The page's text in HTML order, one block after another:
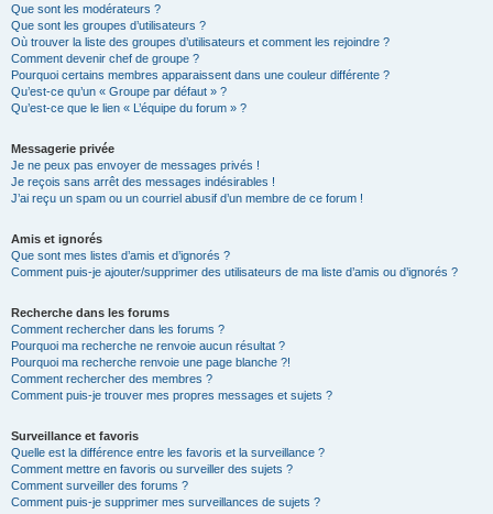
Que sont les modérateurs ?
Que sont les groupes d’utilisateurs ?
Où trouver la liste des groupes d’utilisateurs et comment les rejoindre ?
Comment devenir chef de groupe ?
Pourquoi certains membres apparaissent dans une couleur différente ?
Qu’est-ce qu’un « Groupe par défaut » ?
Qu’est-ce que le lien « L’équipe du forum » ?
Messagerie privée
Je ne peux pas envoyer de messages privés !
Je reçois sans arrêt des messages indésirables !
J’ai reçu un spam ou un courriel abusif d’un membre de ce forum !
Amis et ignorés
Que sont mes listes d’amis et d’ignorés ?
Comment puis-je ajouter/supprimer des utilisateurs de ma liste d’amis ou d’ignorés ?
Recherche dans les forums
Comment rechercher dans les forums ?
Pourquoi ma recherche ne renvoie aucun résultat ?
Pourquoi ma recherche renvoie une page blanche ?!
Comment rechercher des membres ?
Comment puis-je trouver mes propres messages et sujets ?
Surveillance et favoris
Quelle est la différence entre les favoris et la surveillance ?
Comment mettre en favoris ou surveiller des sujets ?
Comment surveiller des forums ?
Comment puis-je supprimer mes surveillances de sujets ?